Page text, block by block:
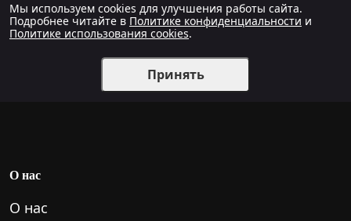
Мы используем cookies для улучшения работы сайта.
Подробнее читайте в Политике конфиденциальности и
Политике использования cookies.
Принять
О нас
О нас